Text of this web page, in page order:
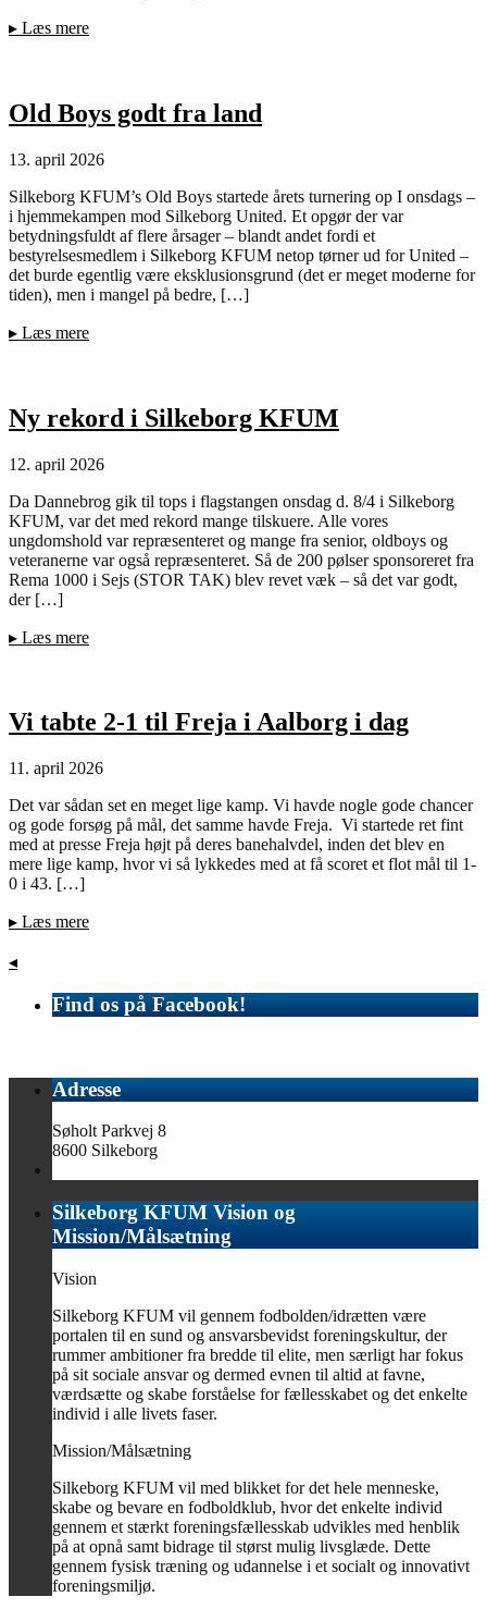
▸ Læs mere
Old Boys godt fra land
13. april 2026
Silkeborg KFUM’s Old Boys startede årets turnering op I onsdags –
i hjemmekampen mod Silkeborg United. Et opgør der var
betydningsfuldt af flere årsager – blandt andet fordi et
bestyrelsesmedlem i Silkeborg KFUM netop tørner ud for United –
det burde egentlig være eksklusionsgrund (det er meget moderne for
tiden), men i mangel på bedre, […]
▸ Læs mere
Ny rekord i Silkeborg KFUM
12. april 2026
Da Dannebrog gik til tops i flagstangen onsdag d. 8/4 i Silkeborg
KFUM, var det med rekord mange tilskuere. Alle vores
ungdomshold var repræsenteret og mange fra senior, oldboys og
veteranerne var også repræsenteret. Så de 200 pølser sponsoreret fra
Rema 1000 i Sejs (STOR TAK) blev revet væk – så det var godt,
der […]
▸ Læs mere
Vi tabte 2-1 til Freja i Aalborg i dag
11. april 2026
Det var sådan set en meget lige kamp. Vi havde nogle gode chancer
og gode forsøg på mål, det samme havde Freja. Vi startede ret fint
med at presse Freja højt på deres banehalvdel, inden det blev en
mere lige kamp, hvor vi så lykkedes med at få scoret et flot mål til 1-
0 i 43. […]
▸ Læs mere
◂
Find os på Facebook!
Adresse
Søholt Parkvej 8
8600 Silkeborg
Silkeborg KFUM Vision og
Mission/Målsætning
Vision
Silkeborg KFUM vil gennem fodbolden/idrætten være
portalen til en sund og ansvarsbevidst foreningskultur, der
rummer ambitioner fra bredde til elite, men særligt har fokus
på sit sociale ansvar og dermed evnen til altid at favne,
værdsætte og skabe forståelse for fællesskabet og det enkelte
individ i alle livets faser.
Mission/Målsætning
Silkeborg KFUM vil med blikket for det hele menneske,
skabe og bevare en fodboldklub, hvor det enkelte individ
gennem et stærkt foreningsfællesskab udvikles med henblik
på at opnå samt bidrage til størst mulig livsglæde. Dette
gennem fysisk træning og udannelse i et socialt og innovativt
foreningsmiljø.